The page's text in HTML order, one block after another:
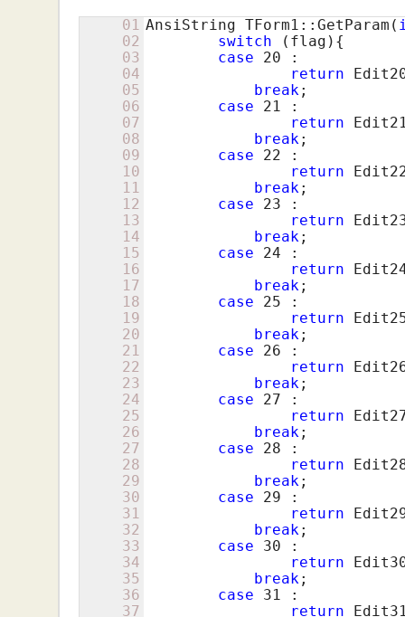
01
02
03
04
05
06
07
08
09
10
11
12
13
14
15
16
17
18
19
20
21
22
23
24
25
26
27
28
29
30
31
32
33
34
35
36
37
AnsiString TForm1::GetParam(
switch (flag){
case
20 :
return
break;
case
21 :
return
break;
case
22 :
return
break;
case
23 :
return
break;
case
24 :
return
break;
case
25 :
return
break;
case
26 :
return
break;
case
27 :
return
break;
case
28 :
return
break;
case
29 :
return
break;
case
30 :
return
break;
case
31 :
return